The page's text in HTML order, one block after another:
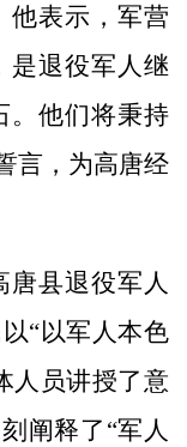
他表示，军营
是退役军人继
。他们将秉持
言，为高唐经
县退役军人
“以军人本色
人员讲授了意
阐释了“军人